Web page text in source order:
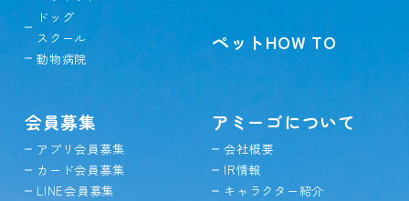
ドッグ
スクール
動物病院
ペットHOW TO
会員募集
アプリ会員募集
カード会員募集
LINE会員募集
アミーゴについて
会社概要
IR情報
キャラクター紹介